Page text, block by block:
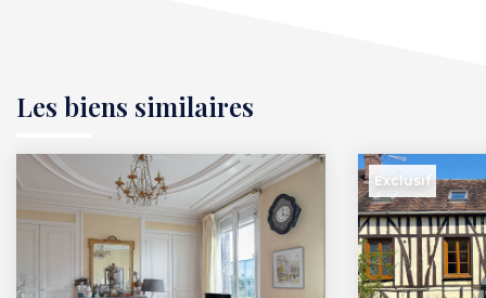
Les biens similaires
Exclusif